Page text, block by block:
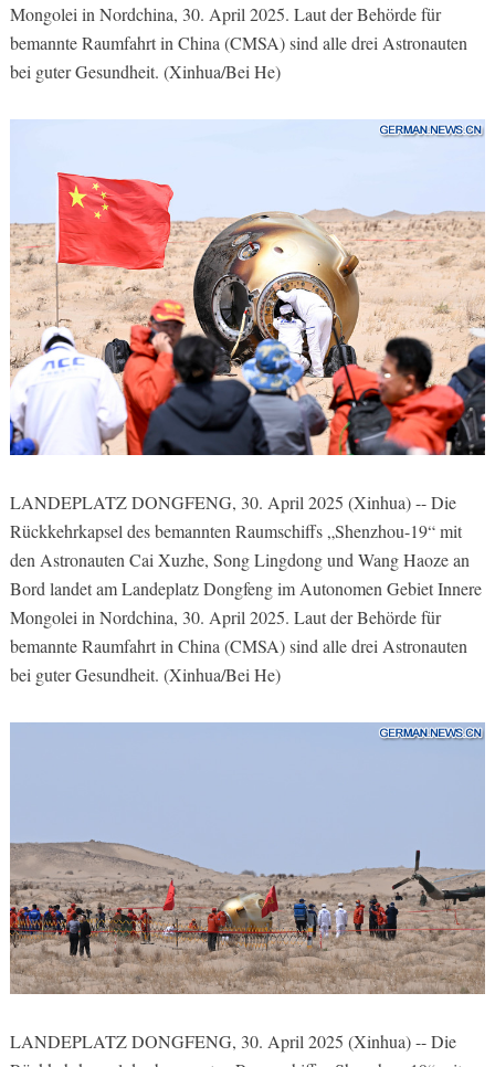
Mongolei in Nordchina, 30. April 2025. Laut der Behörde für
bemannte Raumfahrt in China (CMSA) sind alle drei Astronauten
bei guter Gesundheit. (Xinhua/Bei He)
LANDEPLATZ DONGFENG, 30. April 2025 (Xinhua) -- Die
Rückkehrkapsel des bemannten Raumschiffs „Shenzhou-19“ mit
den Astronauten Cai Xuzhe, Song Lingdong und Wang Haoze an
Bord landet am Landeplatz Dongfeng im Autonomen Gebiet Innere
Mongolei in Nordchina, 30. April 2025. Laut der Behörde für
bemannte Raumfahrt in China (CMSA) sind alle drei Astronauten
bei guter Gesundheit. (Xinhua/Bei He)
LANDEPLATZ DONGFENG, 30. April 2025 (Xinhua) -- Die